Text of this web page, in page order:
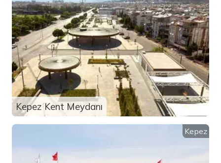
Kepez Kent Meydanı
Kepez